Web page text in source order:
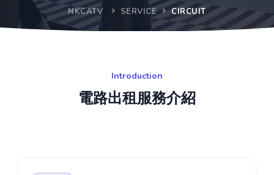
NKCATV SERVICE CIRCUIT
Introduction
電路出租服務介紹